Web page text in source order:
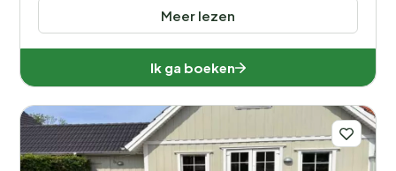
Wellness
Meer lezen
Ik ga boeken